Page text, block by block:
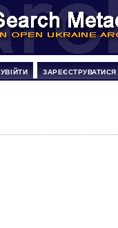
УВІЙТИ ЗАРЕЄСТРУВАТИСЯ